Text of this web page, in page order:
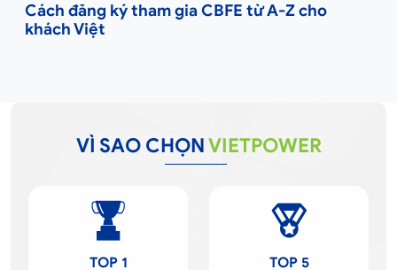
Cách đăng ký tham gia CBFE từ A-Z cho
khách Việt
VÌ SAO CHỌNVIETPOWER
TOP 1 TOP 5